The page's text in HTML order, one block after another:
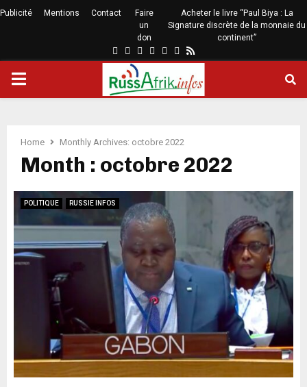
Publicité Mentions Contact
Faire
un
don
Acheter le livre “Paul Biya : La
Signature discrète de la monnaie du
continent”
Home Monthly Archives: octobre 2022
Month : octobre 2022
POLITIQUE RUSSIE INFOS